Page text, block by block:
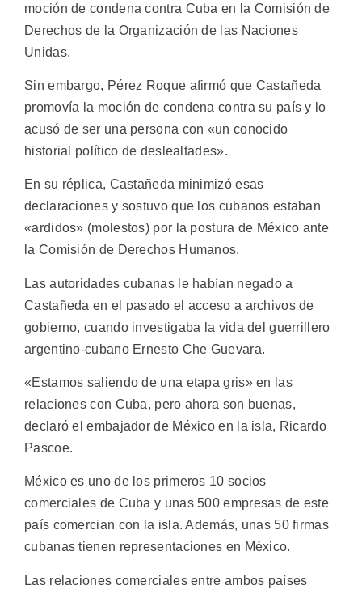
moción de condena contra Cuba en la Comisión de
Derechos de la Organización de las Naciones
Unidas.
Sin embargo, Pérez Roque afirmó que Castañeda
promovía la moción de condena contra su país y lo
acusó de ser una persona con «un conocido
historial político de deslealtades».
En su réplica, Castañeda minimizó esas
declaraciones y sostuvo que los cubanos estaban
«ardidos» (molestos) por la postura de México ante
la Comisión de Derechos Humanos.
Las autoridades cubanas le habían negado a
Castañeda en el pasado el acceso a archivos de
gobierno, cuando investigaba la vida del guerrillero
argentino-cubano Ernesto Che Guevara.
«Estamos saliendo de una etapa gris» en las
relaciones con Cuba, pero ahora son buenas,
declaró el embajador de México en la isla, Ricardo
Pascoe.
México es uno de los primeros 10 socios
comerciales de Cuba y unas 500 empresas de este
país comercian con la isla. Además, unas 50 firmas
cubanas tienen representaciones en México.
Las relaciones comerciales entre ambos países